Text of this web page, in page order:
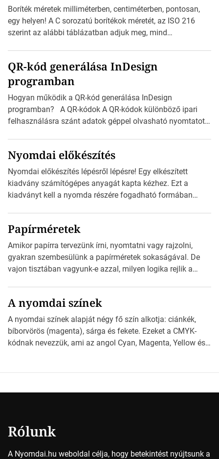
zajlik a saját címke készítése. Hogyan készítsünk címkét?
Válasszon méretet és alakot: Válassza ki a kívánt címke
méretét. Akár néhány személyes […]
Boríték méretek milliméterben, centiméterben, pontosan,
egy helyen! A C sorozatú borítékok méretét, az ISO 216
szerint az alábbi táblázatban adjuk meg, mind
az A4-es papírlaphoz viszonyítva. Az amerikai és észak-
amerikai boríték méretére az ISO 216 nem vonatkozik.
Boríték méretének táblázata C0-tól C10-ig […]
QR-kód generálása InDesign
programban
Hogyan működik a QR-kód generálása InDesign
programban? A QR-kódok A QR-kódok különböző ipari
felhasználásra szánt adatok géppel olvasható nyomtatott
telepíthet egy QR-kód-leolvasó alkalmazást, ami leolvasni
és dekódolni képes az URL-információt és átirányítja a
telefon böngészőjét a cég weblapjára. A QR-kód
beolvasása után a felhasználó szöveges üzenetet kaphat,
Nyomdai előkészítés
Nyomdai előkészítés lépésről lépésre! Egy elkészített
kiadvány számítógépes anyagát kapta kézhez. Ezt a
kiadványt kell a nyomda részére fogadható formában
Illustratorban készült vektorgrafika. Minden esetben
konzultáljunk a nyomdával, mielőtt elkezdjük a nyomdai
előkészítést!Nehogy az elkészült munka után derüljön ki,
hogy valamit másképp kellett volna csinálni! […]
Papírméretek
Amikor papírra tervezünk írni, nyomtatni vagy rajzolni,
gyakran szembesülünk a papírméretek sokaságával. De
vajon tisztában vagyunk-e azzal, milyen logika rejlik a
a cikkben a papírméretek izgalmas világába kalauzolunk el
téged, hogy jobban megértsd, milyen szempontok alapján
érdemes választanod a jövőben. Bevezetés a
papírméretek világába A papírméretek […]
A nyomdai színek
A nyomdai színek alapját négy fő szín alkotja: ciánkék,
bíborvörös (magenta), sárga és fekete. Ezeket a CMYK-
kódnak nevezzük, ami az angol Cyan, Magenta, Yellow és
Rólunk
A Nyomdai.hu weboldal célja, hogy betekintést nyújtsunk a